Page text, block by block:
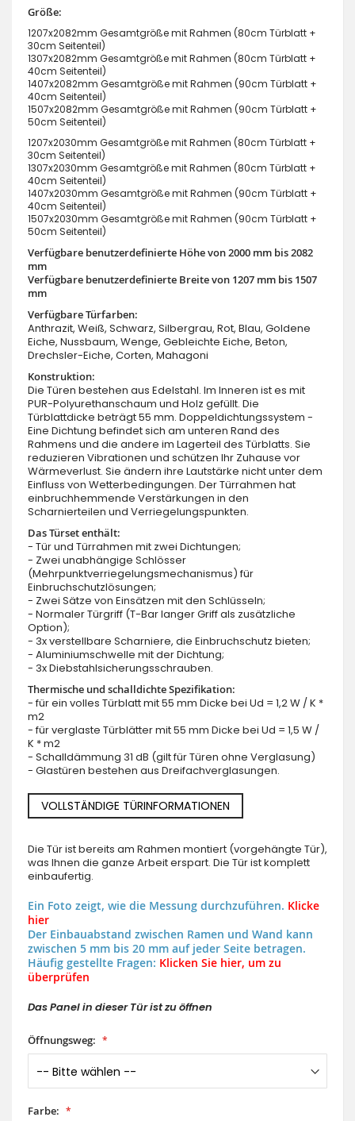
Größe:
1207x2082mm Gesamtgröße mit Rahmen (80cm Türblatt +
30cm Seitenteil)
1307x2082mm Gesamtgröße mit Rahmen (80cm Türblatt +
40cm Seitenteil)
1407x2082mm Gesamtgröße mit Rahmen (90cm Türblatt +
40cm Seitenteil)
1507x2082mm Gesamtgröße mit Rahmen (90cm Türblatt +
50cm Seitenteil)
1207x2030mm Gesamtgröße mit Rahmen (80cm Türblatt +
30cm Seitenteil)
1307x2030mm Gesamtgröße mit Rahmen (80cm Türblatt +
40cm Seitenteil)
1407x2030mm Gesamtgröße mit Rahmen (90cm Türblatt +
40cm Seitenteil)
1507x2030mm Gesamtgröße mit Rahmen (90cm Türblatt +
50cm Seitenteil)
Verfügbare benutzerdefinierte Höhe von 2000 mm bis 2082
mm
Verfügbare benutzerdefinierte Breite von 1207 mm bis 1507
mm
Verfügbare Türfarben:
Anthrazit, Weiß, Schwarz, Silbergrau, Rot, Blau, Goldene
Eiche, Nussbaum, Wenge, Gebleichte Eiche, Beton,
Drechsler-Eiche, Corten, Mahagoni
Konstruktion:
Die Türen bestehen aus Edelstahl. Im Inneren ist es mit
PUR-Polyurethanschaum und Holz gefüllt. Die
Türblattdicke beträgt 55 mm. Doppeldichtungssystem -
Eine Dichtung befindet sich am unteren Rand des
Rahmens und die andere im Lagerteil des Türblatts. Sie
reduzieren Vibrationen und schützen Ihr Zuhause vor
Wärmeverlust. Sie ändern ihre Lautstärke nicht unter dem
Einfluss von Wetterbedingungen. Der Türrahmen hat
einbruchhemmende Verstärkungen in den
Scharnierteilen und Verriegelungspunkten.
Das Türset enthält:
- Tür und Türrahmen mit zwei Dichtungen;
- Zwei unabhängige Schlösser
(Mehrpunktverriegelungsmechanismus) für
Einbruchschutzlösungen;
- Zwei Sätze von Einsätzen mit den Schlüsseln;
- Normaler Türgriff (T-Bar langer Griff als zusätzliche
Option);
- 3x verstellbare Scharniere, die Einbruchschutz bieten;
- Aluminiumschwelle mit der Dichtung;
- 3x Diebstahlsicherungsschrauben.
Thermische und schalldichte Spezifikation:
- für ein volles Türblatt mit 55 mm Dicke bei Ud = 1,2 W / K *
m2
- für verglaste Türblätter mit 55 mm Dicke bei Ud = 1,5 W /
K * m2
- Schalldämmung 31 dB (gilt für Türen ohne Verglasung)
- Glastüren bestehen aus Dreifachverglasungen.
VOLLSTÄNDIGE TÜRINFORMATIONEN
Die Tür ist bereits am Rahmen montiert (vorgehängte Tür),
was Ihnen die ganze Arbeit erspart. Die Tür ist komplett
einbaufertig.
Ein Foto zeigt, wie die Messung durchzuführen. Klicke
hier
Der Einbauabstand zwischen Ramen und Wand kann
zwischen 5 mm bis 20 mm auf jeder Seite betragen.
Häufig gestellte Fragen: Klicken Sie hier, um zu
überprüfen
Das Panel in dieser Tür ist zu öffnen
Öffnungsweg:
Farbe: